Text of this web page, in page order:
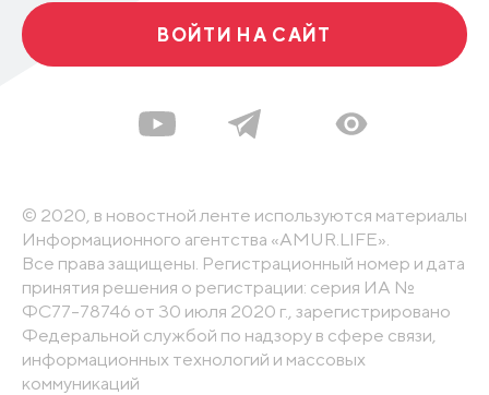
ВОЙТИ НА САЙТ
© 2020, в новостной ленте используются материалы
Информационного агентства «AMUR.LIFE».
Все права защищены. Регистрационный номер и дата
принятия решения о регистрации: серия ИА №
ФС77-78746 от 30 июля 2020 г., зарегистрировано
Федеральной службой по надзору в сфере связи,
информационных технологий и массовых
коммуникаций